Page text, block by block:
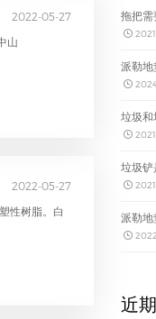
2022-05-27
山
2022-05-27
性树脂。白
拖把需
派勒地
垃圾和
垃圾铲
派勒地
近